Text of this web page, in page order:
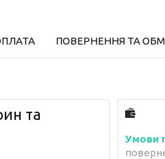
ПОВЕРНЕННЯ ТА
та